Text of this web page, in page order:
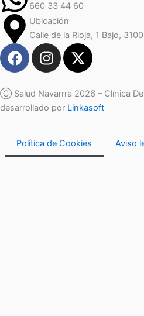
660 33 44 60
Ubicación
Calle de la Rioja, 1 Bajo,
F
a
e
b
o
k
I
n
t
a
r
a
X
-
w
i
t
e
Ⓒ Salud Navarrra 2026 – Clínica
desarrollado por Linkasoft
Política de Cookies Aviso